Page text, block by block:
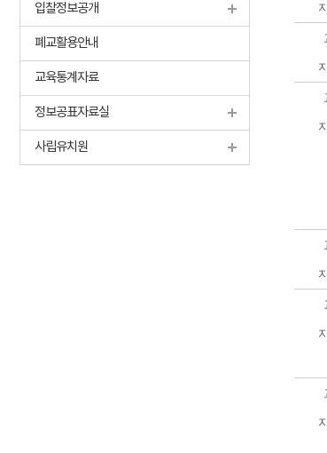
입찰정보공개
폐교활용안내
교육통계자료
정보공표자료실
사립유치원